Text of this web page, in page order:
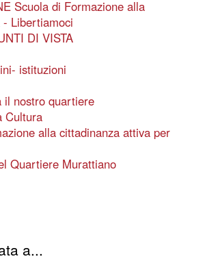
Scuola di Formazione alla
Libertiamoci
DI VISTA
istituzioni
il nostro quartiere
Cultura
alla cittadinanza attiva per
Quartiere Murattiano
a...